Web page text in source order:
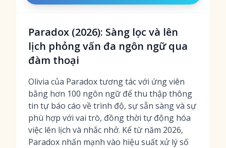
Paradox (2026): Sàng lọc và lên
lịch phỏng vấn đa ngôn ngữ qua
đàm thoại
Olivia của Paradox tương tác với ứng viên
bằng hơn 100 ngôn ngữ để thu thập thông
tin tự báo cáo về trình độ, sự sẵn sàng và sự
phù hợp với vai trò, đồng thời tự động hóa
việc lên lịch và nhắc nhở. Kể từ năm 2026,
Paradox nhấn mạnh vào hiệu suất xử lý số